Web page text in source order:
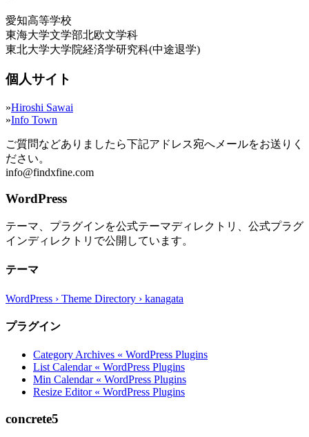
愛知高等学校
東海大学文学部北欧文学科
東北大学大学院経済学研究科(中途退学)
個人サイト
»Hiroshi Sawai
»Info Town
ご質問などありましたら下記アドレス宛へメールをお送りく
ださい。
info@findxfine.com
WordPress
テーマ、プラグインを公式テーマディレクトリ、公式プラグ
インディレクトリで公開しています。
テーマ
WordPress › Theme Directory › kanagata
プラグイン
Category Archives « WordPress Plugins
List Calendar « WordPress Plugins
Min Calendar « WordPress Plugins
Resize Editor « WordPress Plugins
concrete5